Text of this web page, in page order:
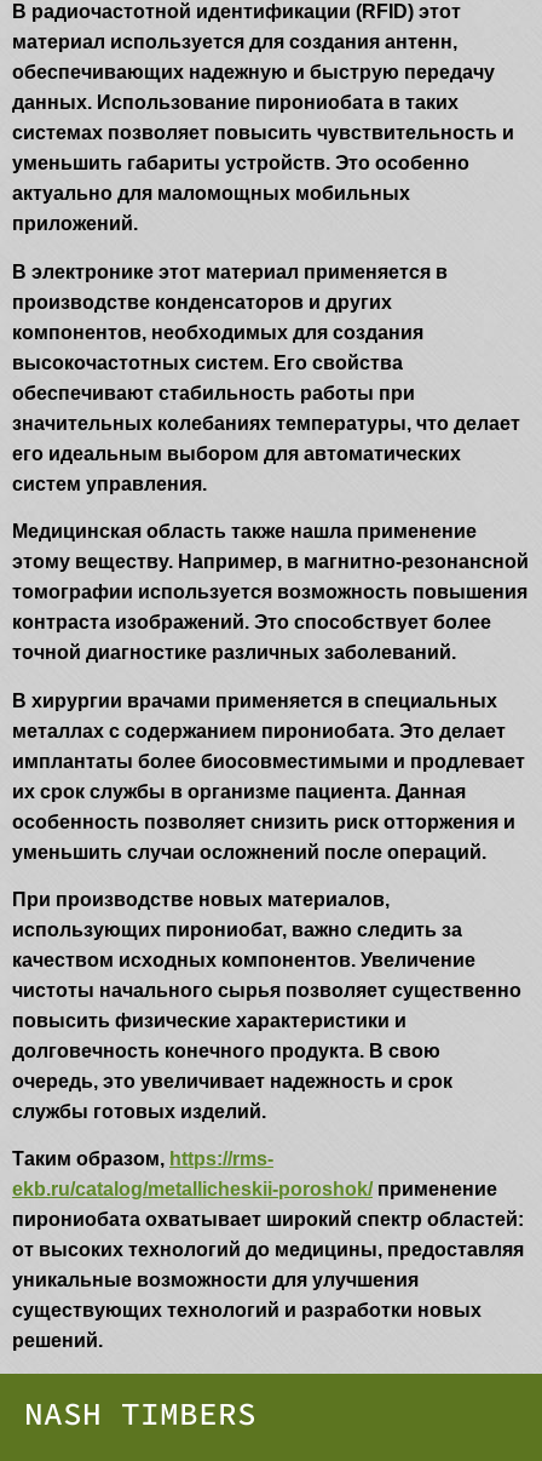
В радиочастотной идентификации (RFID) этот
материал используется для создания антенн,
обеспечивающих надежную и быструю передачу
данных. Использование пирониобата в таких
системах позволяет повысить чувствительность и
уменьшить габариты устройств. Это особенно
актуально для маломощных мобильных
приложений.
В электронике этот материал применяется в
производстве конденсаторов и других
компонентов, необходимых для создания
высокочастотных систем. Его свойства
обеспечивают стабильность работы при
значительных колебаниях температуры, что делает
его идеальным выбором для автоматических
систем управления.
Медицинская область также нашла применение
этому веществу. Например, в магнитно-резонансной
томографии используется возможность повышения
контраста изображений. Это способствует более
точной диагностике различных заболеваний.
В хирургии врачами применяется в специальных
металлах с содержанием пирониобата. Это делает
имплантаты более биосовместимыми и продлевает
их срок службы в организме пациента. Данная
особенность позволяет снизить риск отторжения и
уменьшить случаи осложнений после операций.
При производстве новых материалов,
использующих пирониобат, важно следить за
качеством исходных компонентов. Увеличение
чистоты начального сырья позволяет существенно
повысить физические характеристики и
долговечность конечного продукта. В свою
очередь, это увеличивает надежность и срок
службы готовых изделий.
Таким образом, https://rms-
ekb.ru/catalog/metallicheskii-poroshok/применение
пирониобата охватывает широкий спектр областей:
от высоких технологий до медицины, предоставляя
уникальные возможности для улучшения
существующих технологий и разработки новых
решений.
NASH TIMBERS